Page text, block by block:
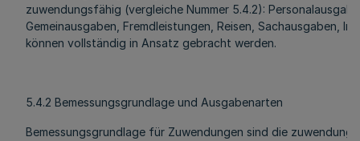
zuwendungsfähig (vergleiche Nummer 5.4.2):
Gemeinausgaben, Fremdleistungen, Reisen, Sachausgaben,
können vollständig in Ansatz gebracht werden.
5.4.2 Bemessungsgrundlage und Ausgabenarten
Bemessungsgrundlage für Zuwendungen sind die